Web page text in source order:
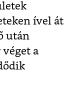
ível át
után
a